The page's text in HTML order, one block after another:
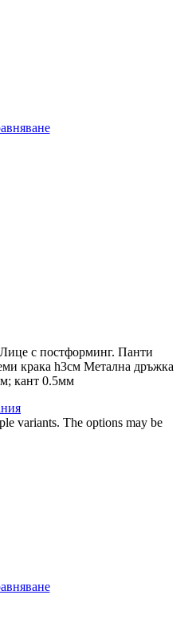
с постформинг. Панти
крака h3см Метална дръжка
кант 0.5мм
variants. The options may be